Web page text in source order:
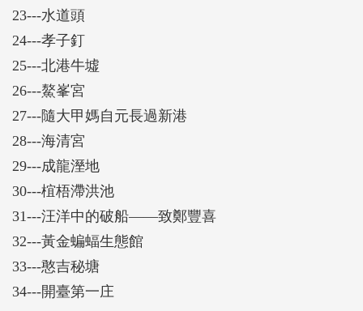
23---水道頭
24---孝子釘
25---北港牛墟
26---鰲峯宮
27---隨大甲媽自元長過新港
28---海清宮
29---成龍溼地
30---椬梧滯洪池
31---汪洋中的破船——致鄭豐喜
32---黃金蝙蝠生態館
33---憨吉秘塘
34---開臺第一庄